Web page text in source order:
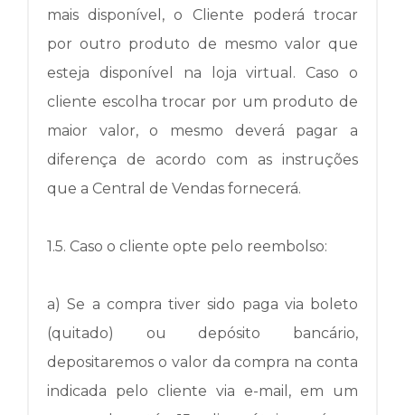
mais disponível, o Cliente poderá trocar
por outro produto de mesmo valor que
esteja disponível na loja virtual. Caso o
cliente escolha trocar por um produto de
maior valor, o mesmo deverá pagar a
diferença de acordo com as instruções
que a Central de Vendas fornecerá.
1.5. Caso o cliente opte pelo reembolso:
a) Se a compra tiver sido paga via boleto
(quitado) ou depósito bancário,
depositaremos o valor da compra na conta
indicada pelo cliente via e-mail, em um